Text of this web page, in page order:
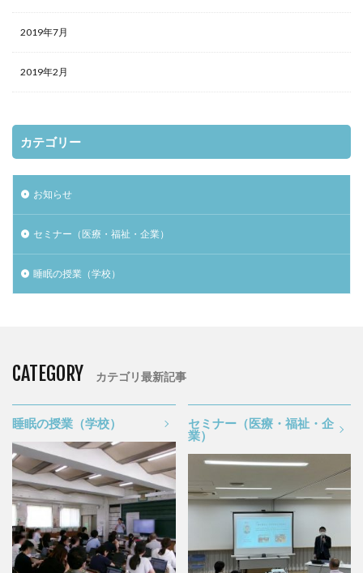
2019年7月
2019年2月
カテゴリー
お知らせ
セミナー（医療・福祉・企業）
睡眠の授業（学校）
CATEGORY カテゴリ最新記事
睡眠の授業（学校）
セミナー（医療・福祉・企
業）